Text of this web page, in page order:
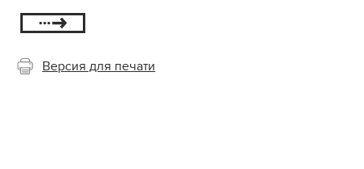
Версия для печати